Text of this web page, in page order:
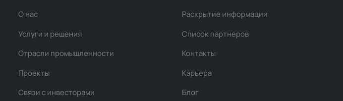
О нас
Услуги и решения
Отрасли промышленности
Проекты
Связи с инвесторами
Раскрытие информации
Список партнеров
Контакты
Карьера
Блог